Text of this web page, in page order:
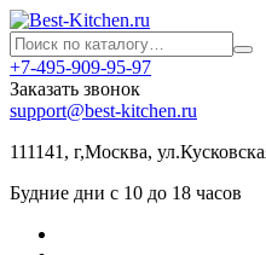
+7-495-909-95-97
Заказать звонок
support@best-kitchen.ru
111141, г,Москва,
Будние дни с 10 до 18 часов